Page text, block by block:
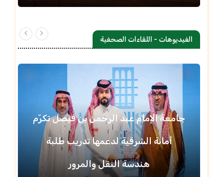
الفيديوهات - اللقاءات الصحفية
جامعة الإمام عبد الرحمن بن فيصل تكرّم
أمانة الشرقية لدعمها تدريب طلبة
هندسة النقل والمرور